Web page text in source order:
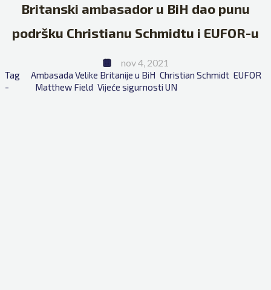
Britanski ambasador u BiH dao punu
podršku Christianu Schmidtu i EUFOR-u
nov 4, 2021
Tag
-
Ambasada Velike Britanije u BiH Christian Schmidt EUFOR
Matthew Field Vijeće sigurnosti UN